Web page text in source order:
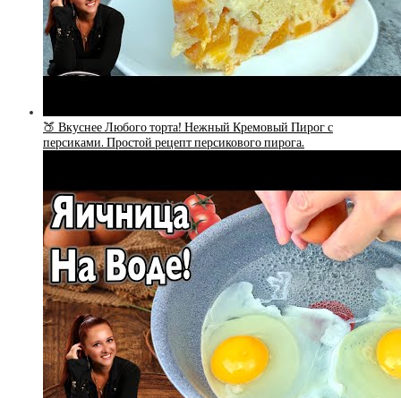
🍑 Вкуснее Любого торта! Нежный Кремовый Пирог с
персиками. Простой рецепт персикового пирога.